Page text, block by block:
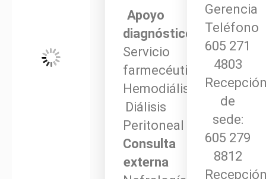
Apoyo
diagnóstico
Servicio
farmecéutico
Hemodiálisis
Diálisis
Peritoneal
Consulta
externa
Gerencia
Teléfono
605 271
4803
de
sede:
605 279
8812